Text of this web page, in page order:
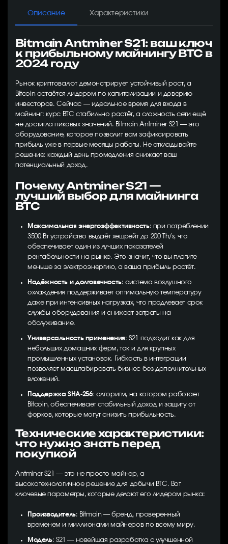
Описание Характеристики
Bitmain Antminer S21: ваш ключ
к прибыльному майнингу BTC в
2024 году
Рынок криптовалют демонстрирует устойчивый рост, а
Bitcoin остаётся лидером по капитализации и доверию
инвесторов. Сейчас — идеальное время для входа в
майнинг: курс BTC стабильно растёт, а сложность сети ещё
не достигла пиковых значений. Bitmain Antminer S21 — это
оборудование, которое позволит вам зафиксировать
прибыль уже в первые месяцы работы. Не откладывайте
решение: каждый день промедления снижает ваш
потенциальный доход.
Почему Antminer S21 —
лучший выбор для майнинга
BTC
Максимальная энергоэффективность: при потреблении
3500 Вт устройство выдаёт хешрейт до 200 Th/s, что
обеспечивает один из лучших показателей
рентабельности на рынке. Это значит, что вы платите
меньше за электроэнергию, а ваша прибыль растёт.
Надёжность и долговечность: система воздушного
охлаждения поддерживает оптимальную температуру
даже при интенсивных нагрузках, что продлевает срок
службы оборудования и снижает затраты на
обслуживание.
Универсальность применения: S21 подходит как для
небольших домашних ферм, так и для крупных
промышленных установок. Гибкость в интеграции
позволяет масштабировать бизнес без дополнительных
вложений.
Поддержка SHA-256: алгоритм, на котором работает
Bitcoin, обеспечивает стабильный доход и защиту от
форков, которые могут снизить прибыльность.
Технические характеристики:
что нужно знать перед
покупкой
Antminer S21 — это не просто майнер, а
высокотехнологичное решение для добычи BTC. Вот
ключевые параметры, которые делают его лидером рынка:
Производитель: Bitmain — бренд, проверенный
временем и миллионами майнеров по всему миру.
Модель: S21 — новейшая разработка с улучшенной